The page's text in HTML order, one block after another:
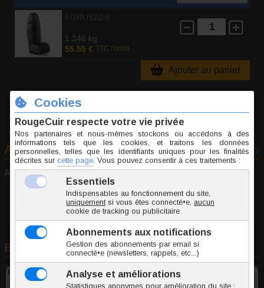
1.246 kg
55.55 € TTC l'unité
Ajouter au panier
Avis consommateurs 0 vote
Aucun avis déposé pour cet article...
En rapport avec cet article
Gode vinyle Hardastic Super Devon 17x9cm noir